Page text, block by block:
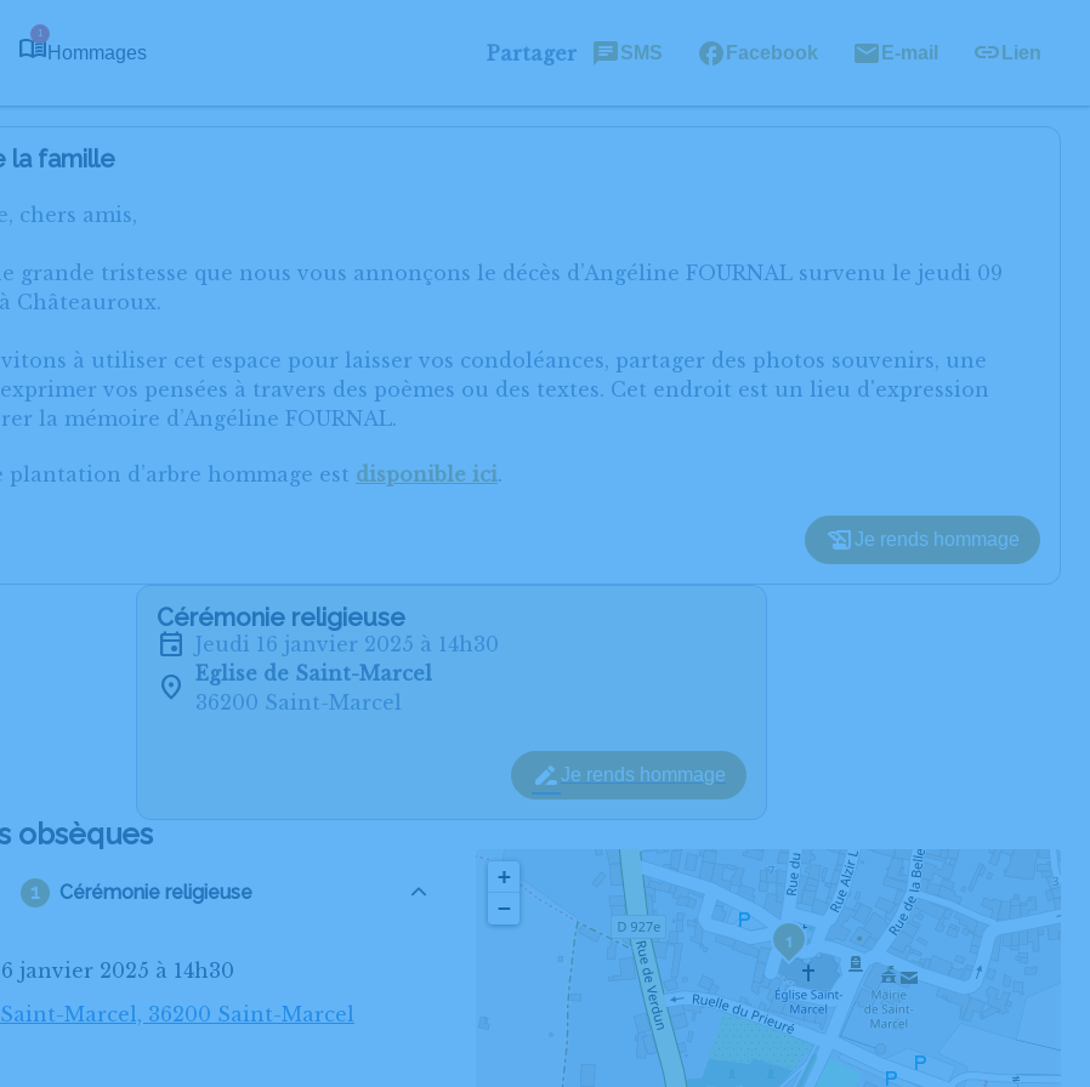
1
Hommages Partager SMS Facebook E-mail Lien
la famille
chers amis,
grande tristesse que nous vous annonçons le décès d’Angéline FOURNAL survenu le jeudi 09
Châteauroux.
à utiliser cet espace pour laisser vos condoléances, partager des photos souvenirs, une
vos pensées à travers des poèmes ou des textes. Cet endroit est un lieu d'expression
la mémoire d’Angéline FOURNAL.
plantation d’arbre hommage est disponible ici.
Je rends hommage
Cérémonie religieuse
jeudi 16 janvier 2025 à 14h30
Eglise de Saint-Marcel
36200 Saint-Marcel
Je rends hommage
obsèques
Cérémonie religieuse
16 janvier 2025 à 14h30
Saint-Marcel, 36200 Saint-Marcel
1
+
−